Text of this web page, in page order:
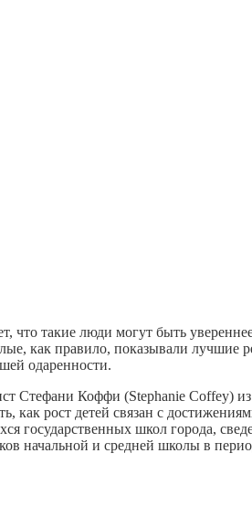
такие люди могут быть
как правило, показывали лучшие
одаренности.
Стефани Коффи (Stephanie Coffey)
как рост детей связан с
государственных школ города,
начальной и средней школы в